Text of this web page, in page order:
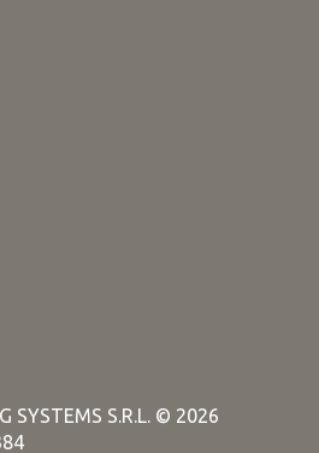
SYSTEMS S.R.L. © 2026